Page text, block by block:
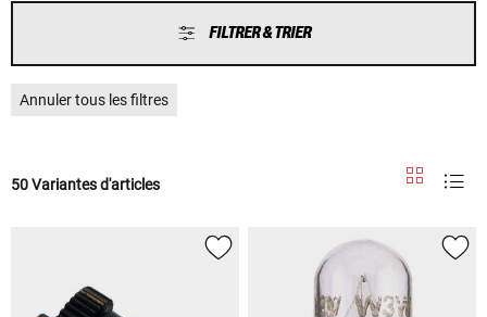
FILTRER & TRIER
Annuler tous les filtres
50 Variantes d'articles